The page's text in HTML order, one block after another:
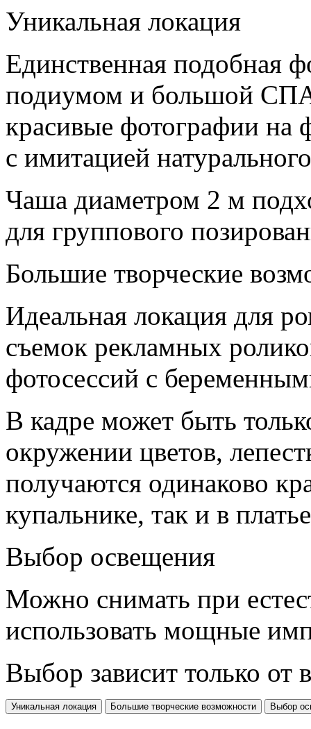
Уникальная локация
Единственная подобная
подиумом и большой
красивые фотографии на
с имитацией
Чаша диаметром 2 м
для группового
Большие творческие
Идеальная локация для
съемок рекламных
фотосессий с
В кадре может быть
окружении цветов,
получаются одинаково
купальнике, так и в
Выбор освещения
Можно снимать при
использовать мощные
Выбор зависит только от
Уникальная локация Большие творческие возможности Выбор